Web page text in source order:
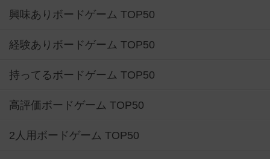
興味ありボードゲーム TOP50
経験ありボードゲーム TOP50
持ってるボードゲーム TOP50
高評価ボードゲーム TOP50
2人用ボードゲーム TOP50